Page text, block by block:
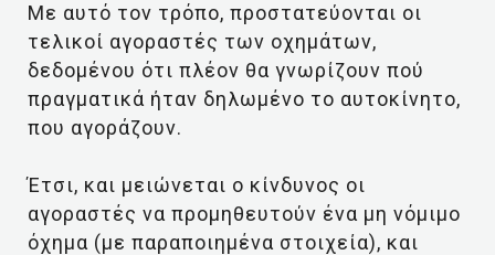
Με αυτό τον τρόπο, προστατεύονται οι
τελικοί αγοραστές των οχημάτων,
δεδομένου ότι πλέον θα γνωρίζουν πού
πραγματικά ήταν δηλωμένο το αυτοκίνητο,
που αγοράζουν.
Έτσι, και μειώνεται ο κίνδυνος οι
αγοραστές να προμηθευτούν ένα μη νόμιμο
όχημα (με παραποιημένα στοιχεία), και